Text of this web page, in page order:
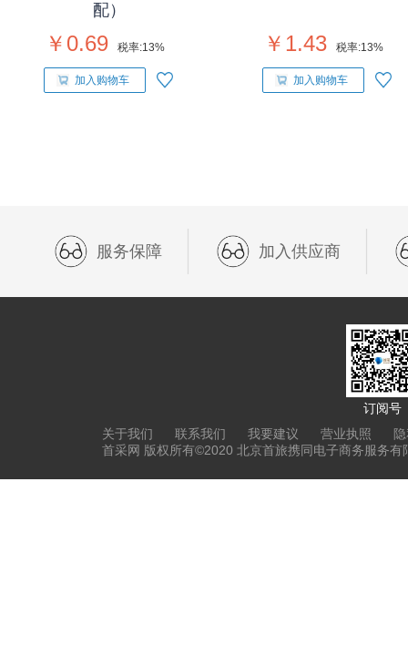
配）
￥0.69 税率:13%
加入购物车
￥1.43 税率:13%
加入购物车
服务保障 加入供应商
订阅号
关于我们
联系我们 我要建议 营业执照
首采网 版权所有©2020 北京首旅携同电子商务服务有